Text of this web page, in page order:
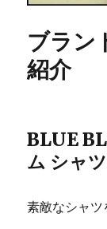
ブラン
紹介
BLUE
ム シャツ
素敵なシャ